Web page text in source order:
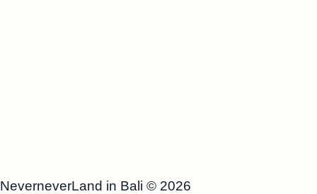
NeverneverLand in Bali © 2026